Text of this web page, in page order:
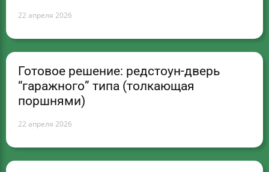
22 апреля 2026
Готовое решение: редстоун-дверь
“гаражного” типа (толкающая
поршнями)
22 апреля 2026